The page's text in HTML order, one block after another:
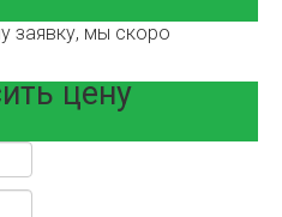
заявку, мы скоро
цену